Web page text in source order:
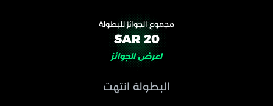
مجموع الجوائز للبطولة
20 SAR
اعرض الجوائز
البطولة انتهت